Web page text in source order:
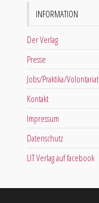
INFORMATION
Der Verlag
Presse
Jobs/Praktika/Volontariat
Kontakt
Impressum
Datenschutz
LIT Verlag auf facebook